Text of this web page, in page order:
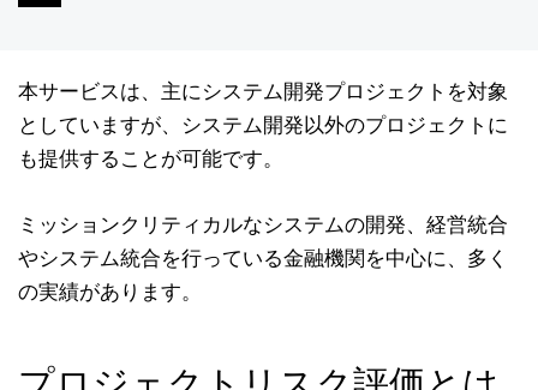
本サービスは、主にシステム開発プロジェクトを対象
としていますが、システム開発以外のプロジェクトに
も提供することが可能です。
ミッションクリティカルなシステムの開発、経営統合
やシステム統合を行っている金融機関を中心に、多く
の実績があります。